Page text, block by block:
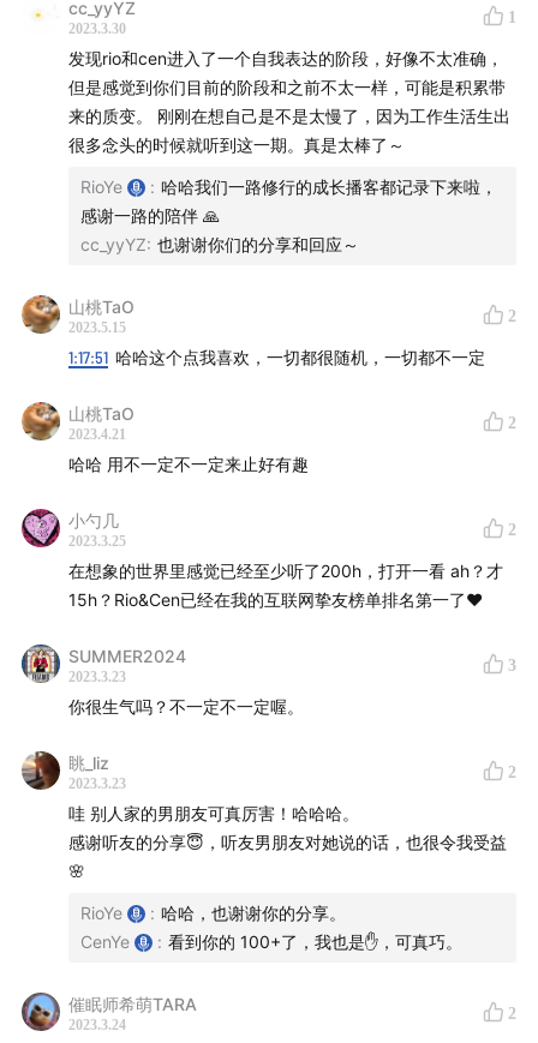
🪐 关于「炑星迹」
☀️「 Rio 和 Cen 推荐你可以听
E148 康卓仁波切 I 培养十二种财富
E144 善经济 I 存在因存在而有力量
E143 修行的外壳与本质
E140 正念生存工具包：五项正念修习
始读自己的心吧
生的大梦醒过来
cc_yyYZ
2023.3.30
1
发现rio和cen进入了一个自我表达的阶段，好像不太准确，
但是感觉到你们目前的阶段和之前不太一样，可能是积累带
来的质变。 刚刚在想自己是不是太慢了，因为工作生活生出
很多念头的时候就听到这一期。真是太棒了～
RioYe : 哈哈我们一路修行的成长播客都记录下来啦，
感谢一路的陪伴 🙏
cc_yyYZ: 也谢谢你们的分享和回应～
山桃TaO
2023.5.15
2
1:17:51 哈哈这个点我喜欢，一切都很随机，一切都不一定
山桃TaO
2023.4.21
2
哈哈 用不一定不一定来止好有趣
小勺几
2023.3.25
2
在想象的世界里感觉已经至少听了200h，打开一看 ah？才
15h？Rio&Cen已经在我的互联网挚友榜单排名第一了❤️
SUMMER2024
2023.3.23
3
你很生气吗？不一定不一定喔。
眺_liz
2023.3.23
2
哇 别人家的男朋友可真厉害！哈哈哈。
感谢听友的分享😇，听友男朋友对她说的话，也很令我受益
🌸
RioYe : 哈哈，也谢谢你的分享。
CenYe
: 看到你的 100+了，我也是✋，可真巧。
催眠师希萌TARA
2023.3.24
2